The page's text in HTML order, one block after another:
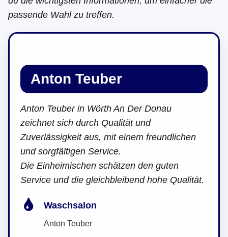
passende Wahl zu treffen.
Anton Teuber
Anton Teuber in Wörth An Der Donau
zeichnet sich durch Qualität und
Zuverlässigkeit aus, mit einem freundlichen
und sorgfältigen Service.
Die Einheimischen schätzen den guten
Service und die gleichbleibend hohe Qualität.
Waschsalon
Anton Teuber